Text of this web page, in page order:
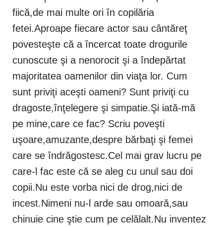
fiică,de mai multe ori în copilăria
fetei.Aproape fiecare actor sau cântăreţ
povesteşte că a încercat toate drogurile
cunoscute şi a nenorocit şi a îndepărtat
majoritatea oamenilor din viaţa lor. Cum
sunt priviţi aceşti oameni? Sunt priviţi cu
dragoste,înţelegere şi simpatie.Şi iată-mă
pe mine,care ce fac? Scriu poveşti
uşoare,amuzante,despre bărbaţi şi femei
care se îndrăgostesc.Cel mai grav lucru pe
care-l fac este că se aleg cu unul sau doi
copii.Nu este vorba nici de drog,nici de
incest.Nimeni nu-l arde sau omoară,sau
chinuie cine ştie cum pe celălalt.Nu inventez